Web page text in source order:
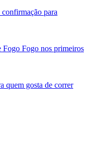
para
Fogo nos primeiros
quem gosta de correr